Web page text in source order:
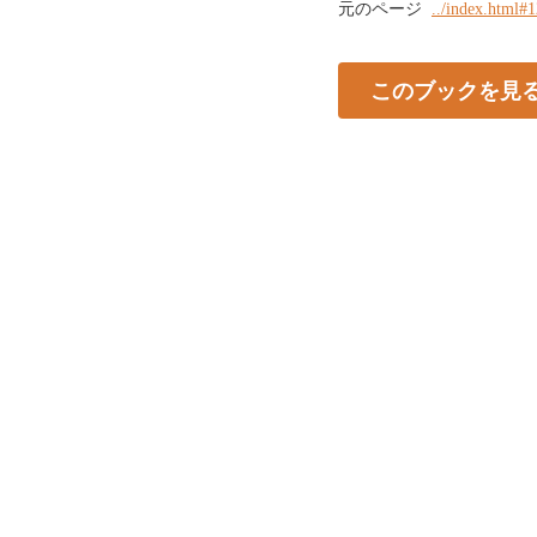
元のページ ../
このブックを見